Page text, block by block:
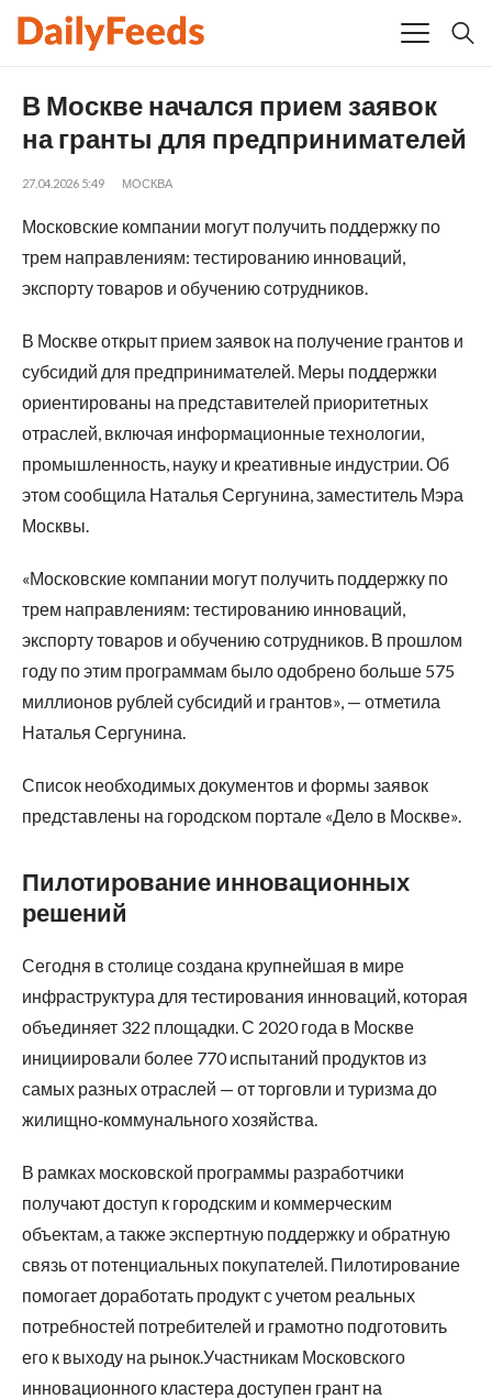
В Москве начался прием заявок
на гранты для предпринимателей
27.04.2026 5:49 МОСКВА
Московские компании могут получить поддержку по
трем направлениям: тестированию инноваций,
экспорту товаров и обучению сотрудников.
В Москве открыт прием заявок на получение грантов и
субсидий для предпринимателей. Меры поддержки
ориентированы на представителей приоритетных
отраслей, включая информационные технологии,
промышленность, науку и креативные индустрии. Об
этом сообщила Наталья Сергунина, заместитель Мэра
Москвы.
«Московские компании могут получить поддержку по
трем направлениям: тестированию инноваций,
экспорту товаров и обучению сотрудников. В прошлом
году по этим программам было одобрено больше 575
миллионов рублей субсидий и грантов», — отметила
Наталья Сергунина.
Список необходимых документов и формы заявок
представлены на городском портале «Дело в Москве».
Пилотирование инновационных
решений
Сегодня в столице создана крупнейшая в мире
инфраструктура для тестирования инноваций, которая
объединяет 322 площадки. С 2020 года в Москве
инициировали более 770 испытаний продуктов из
самых разных отраслей — от торговли и туризма до
жилищно‑коммунального хозяйства.
В рамках московской программы разработчики
получают доступ к городским и коммерческим
объектам, а также экспертную поддержку и обратную
связь от потенциальных покупателей. Пилотирование
помогает доработать продукт с учетом реальных
потребностей потребителей и грамотно подготовить
его к выходу на рынок.Участникам Московского
инновационного кластера доступен грант на